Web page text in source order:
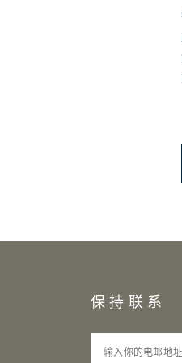
保持联系
输入你的电邮地址